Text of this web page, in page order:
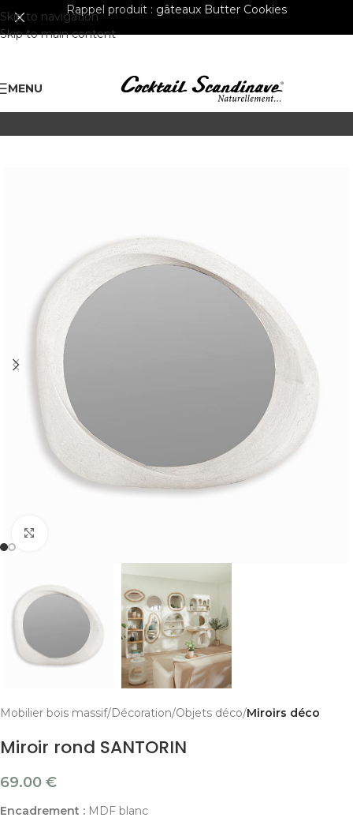
Skip to navigation
Skip to main content
Rappel produit : gâteaux Butter Cookies
MENU
Mobilier bois massif Décoration Objets déco Miroirs déco
Miroir rond SANTORIN
69.00 €
Encadrement : MDF blanc